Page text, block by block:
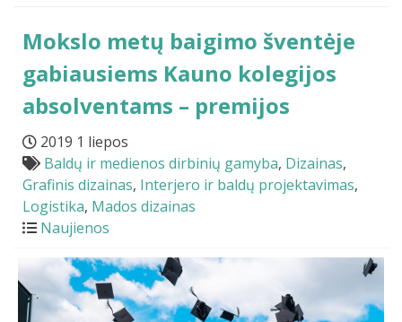
Mokslo metų baigimo šventėje
gabiausiems Kauno kolegijos
absolventams – premijos
2019 1 liepos
Baldų ir medienos dirbinių gamyba, Dizainas,
Grafinis dizainas, Interjero ir baldų projektavimas,
Logistika, Mados dizainas
Naujienos